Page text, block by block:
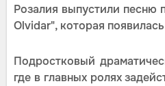
Розалия выпустили песню
Olvidar", которая
Подростковый
где в главных ролях